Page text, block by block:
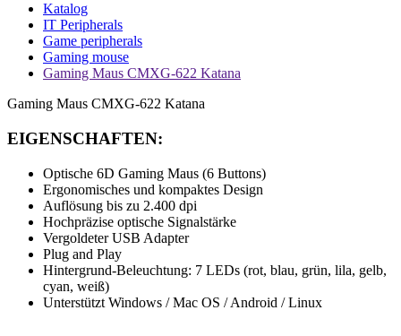
Katalog
IT Peripherals
Game peripherals
Gaming mouse
Gaming Maus CMXG-622 Katana
Gaming Maus CMXG-622 Katana
EIGENSCHAFTEN:
Optische 6D Gaming Maus (6 Buttons)
Ergonomisches und kompaktes Design
Auflösung bis zu 2.400 dpi
Hochpräzise optische Signalstärke
Vergoldeter USB Adapter
Plug and Play
Hintergrund-Beleuchtung: 7 LEDs (rot, blau, grün, lila, gelb,
cyan, weiß)
Unterstützt Windows / Mac OS / Android / Linux